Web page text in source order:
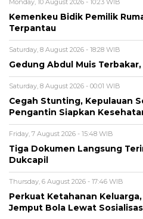
Kemenkeu Bidik Pemilik
Terpantau
Saturday, 8 August 2026 - 18:28 WIB
Gedung Abdul Muis
Saturday, 8 August 2026 - 00:01 WIB
Cegah Stunting, Kepulauan
Pengantin Siapkan
Friday, 7 August 2026 - 15:48 WIB
Tiga Dokumen Langsung
Dukcapil
Thursday, 6 August 2026 - 17:46 WIB
Perkuat Ketahanan Keluarga,
Jemput Bola Lewat